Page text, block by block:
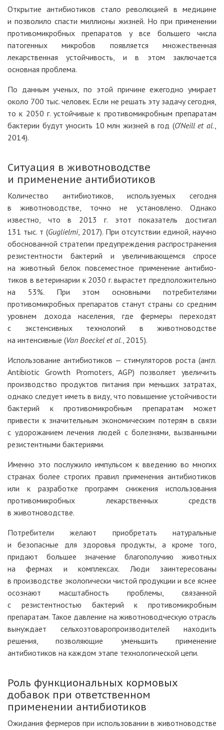
Открытие антибиотиков стало революцией в медицине
и позволило спасти миллионы жизней. Но при применении
противомикробных препаратов у все большего числа
патогенных микробов появляется множественная
лекарственная устойчивость, и в этом заключается
основная проблема.
По данным ученых, по этой причине ежегодно умирает
около 700 тыс. человек. Если не решать эту задачу сегодня,
то к 2050 г. устойчивые к противомикробным препаратам
бактерии будут уносить 10 млн жизней в год (O’Neill et al.,
2014).
Ситуация в животноводстве
и применение антибиотиков
Количество антибиотиков, используемых сегодня
в животноводстве, точно не установлено. Однако
известно, что в 2013 г. этот показатель достигал
131 тыс. т (Guglielmi, 2017). При отсутствии единой, научно
обоснованной стратегии предупреждения распространения
резистентности бактерий и увеличивающемся спросе
на животный белок повсеместное применение антибио­
тиков в ветеринарии к 2030 г. вырастет предположительно
на 53%. При этом основными потребителями
противомикробных препаратов станут страны со средним
уровнем дохода населения, где фермеры переходят
с экстенсивных технологий в животноводстве
на интенсивные (Van Boeckel et al., 2015).
Использование антибиотиков — стимуляторов роста (англ.
Antibiotic Growth Promoters, AGP) позволяет увеличить
производство продуктов питания при меньших затратах,
однако следует иметь в виду, что повышение устойчивости
бактерий к противомикробным препаратам может
привести к значительным экономическим потерям в связи
с удорожанием лечения людей с болезнями, вызванными
резистентными бактериями.
Именно это послужило импульсом к введению во многих
странах более строгих правил применения антибиотиков
или к разработке программ снижения использования
противомикробных лекарственных средств
в животноводстве.
Потребители желают приобретать натуральные
и безопасные для здоровья продукты, а кроме того,
придают большее значение благополучию животных
на фермах и комплексах. Люди заинтересованы
в производстве экологически чистой продукции и все яснее
осознают масштабность проблемы, связанной
с резистентностью бактерий к противомикробным
препаратам. Такое давление на животноводческую отрасль
вынуждает сельхозтоваропроизводителей находить
решения, позволяющие уменьшить применение
антибиотиков на каждом этапе технологической цепи.
Роль функциональных кормовых
добавок при ответственном
применении антибиотиков
Ожидания фермеров при использовании в животноводстве